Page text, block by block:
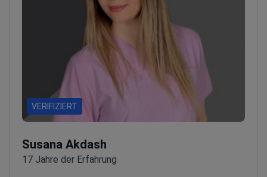
VERIFIZIERT
Susana Akdash
17 Jahre der Erfahrung